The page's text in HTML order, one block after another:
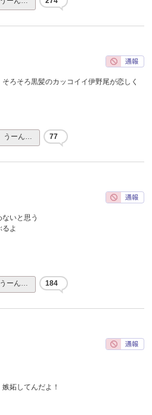
ろそろ黒髪のカッコイイ伊野尾が恋しく
うーん… 77
いと思う
よ
うーん… 184
妬してんだよ！